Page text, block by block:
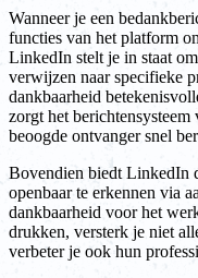
Wanneer je een
functies van het platform
LinkedIn stelt je in staat
verwijzen naar specifieke
dankbaarheid
zorgt het
beoogde ontvanger snel
Bovendien biedt LinkedIn
openbaar te erkennen via
dankbaarheid voor het
drukken, versterk je niet
verbeter je ook hun